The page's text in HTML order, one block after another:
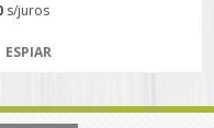
s/juros
ESPIAR